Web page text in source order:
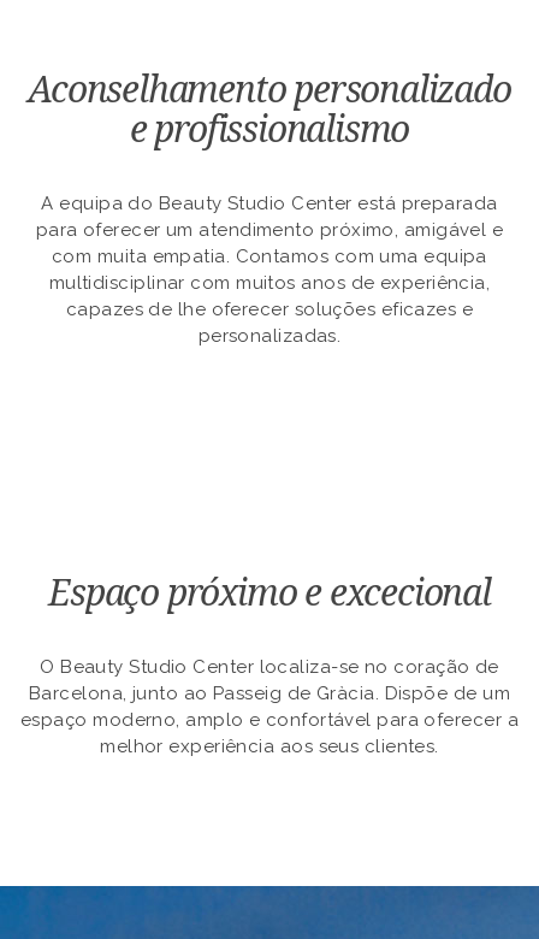
Aconselhamento personalizado
e profissionalismo
A equipa do Beauty Studio Center está preparada
para oferecer um atendimento próximo, amigável e
com muita empatia. Contamos com uma equipa
multidisciplinar com muitos anos de experiência,
capazes de lhe oferecer soluções eficazes e
personalizadas.
Espaço próximo e excecional
O Beauty Studio Center localiza-se no coração de
Barcelona, junto ao Passeig de Gràcia. Dispõe de um
espaço moderno, amplo e confortável para oferecer a
melhor experiência aos seus clientes.